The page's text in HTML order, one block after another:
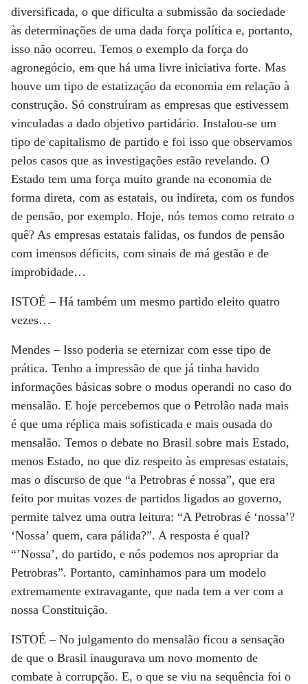
diversificada, o que dificulta a submissão da sociedade
às determinações de uma dada força política e, portanto,
isso não ocorreu. Temos o exemplo da força do
agronegócio, em que há uma livre iniciativa forte. Mas
houve um tipo de estatização da economia em relação à
construção. Só construíram as empresas que estivessem
vinculadas a dado objetivo partidário. Instalou-se um
tipo de capitalismo de partido e foi isso que observamos
pelos casos que as investigações estão revelando. O
Estado tem uma força muito grande na economia de
forma direta, com as estatais, ou indireta, com os fundos
de pensão, por exemplo. Hoje, nós temos como retrato o
quê? As empresas estatais falidas, os fundos de pensão
com imensos déficits, com sinais de má gestão e de
improbidade…
ISTOÉ – Há também um mesmo partido eleito quatro
vezes…
Mendes – Isso poderia se eternizar com esse tipo de
prática. Tenho a impressão de que já tinha havido
informações básicas sobre o modus operandi no caso do
mensalão. E hoje percebemos que o Petrolão nada mais
é que uma réplica mais sofisticada e mais ousada do
mensalão. Temos o debate no Brasil sobre mais Estado,
menos Estado, no que diz respeito às empresas estatais,
mas o discurso de que “a Petrobras é nossa”, que era
feito por muitas vozes de partidos ligados ao governo,
permite talvez uma outra leitura: “A Petrobras é ‘nossa’?
‘Nossa’ quem, cara pálida?”. A resposta é qual?
“’Nossa’, do partido, e nós podemos nos apropriar da
Petrobras”. Portanto, caminhamos para um modelo
extremamente extravagante, que nada tem a ver com a
nossa Constituição.
ISTOÉ – No julgamento do mensalão ficou a sensação
de que o Brasil inaugurava um novo momento de
combate à corrupção. E, o que se viu na sequência foi o